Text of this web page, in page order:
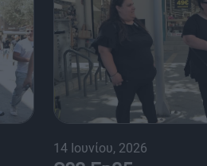
14 Ιουνίου, 2026